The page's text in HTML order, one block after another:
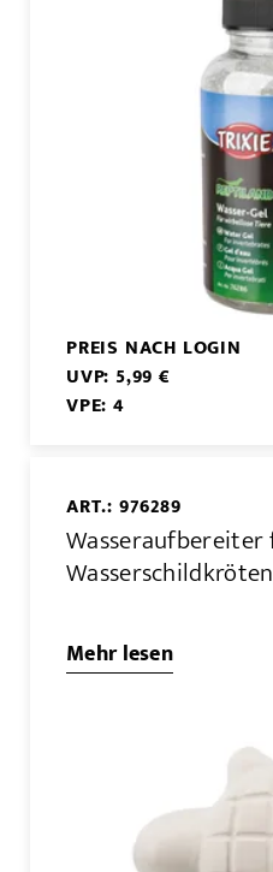
PREIS NACH LOGIN
UVP: 5,99 €
VPE: 4
ART.: 976289
Mehr lesen